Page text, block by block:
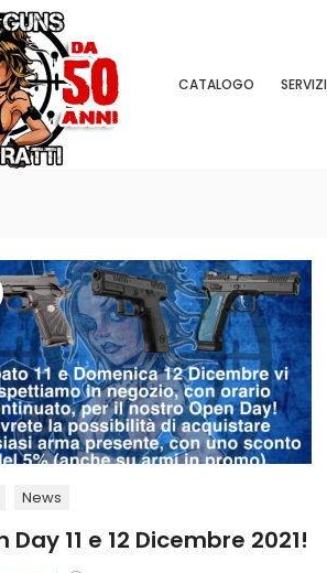
CATALOGO SERVIZI
News
Day 11 e 12 Dicembre 2021!